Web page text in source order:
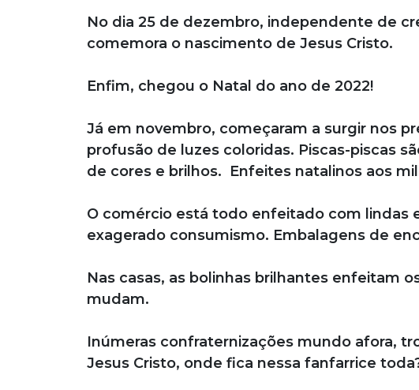
No dia 25 de dezembro, independente de
comemora o nascimento de Jesus Cristo.
Enfim, chegou o Natal do ano de 2022!
Já em novembro, começaram a surgir nos
profusão de luzes coloridas. Piscas-piscas
de cores e brilhos. Enfeites natalinos aos
O comércio está todo enfeitado com lindas
exagerado consumismo. Embalagens de
Nas casas, as bolinhas brilhantes enfeitam
mudam.
Inúmeras confraternizações mundo afora,
Jesus Cristo, onde fica nessa fanfarrice